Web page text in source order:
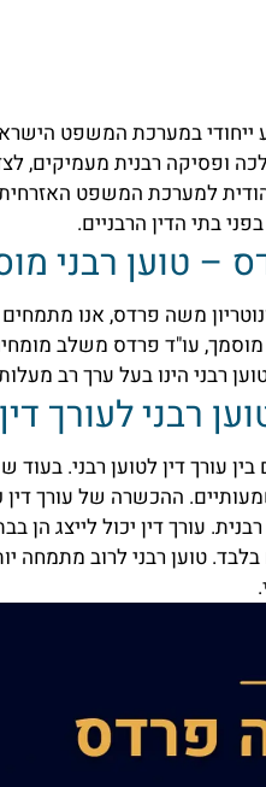
ייחודי במערכת המשפט
ופסיקה רבנית מעמיקים,
למערכת המשפט האזרחית,
בתי הדין הרבניים.
– טוען רבני
משה פרדס, אנו מתמחים
מוסמך, עו"ד פרדס משלב
רבני הינו בעל ערך רב
רבני לעורך דין
עורך דין לטוען רבני.
ההכשרה של עורך דין
עורך דין יכול לייצג הן
בלבד. טוען רבני לרוב מתמחה